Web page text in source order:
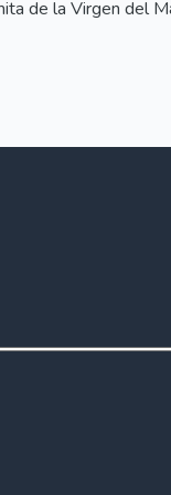
de la Virgen del